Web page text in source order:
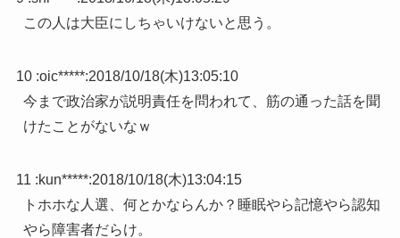
この人は大臣にしちゃいけないと思う。
10 :oic*****:2018/10/18(木)13:05:10
今まで政治家が説明責任を問われて、筋の通った話を聞
けたことがないなｗ
11 :kun*****:2018/10/18(木)13:04:15
トホホな人選、何とかならんか？睡眠やら記憶やら認知
やら障害者だらけ。